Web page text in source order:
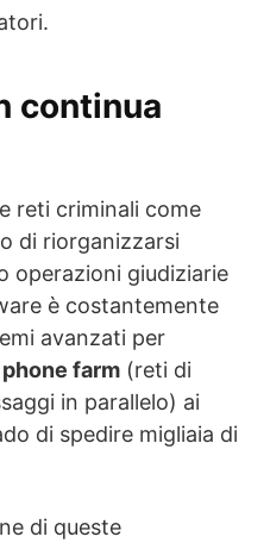
continua
reti criminali come
di riorganizzarsi
operazioni giudiziarie
è costantemente
avanzati per
phone farm (reti di
in parallelo) ai
di spedire migliaia di
di queste